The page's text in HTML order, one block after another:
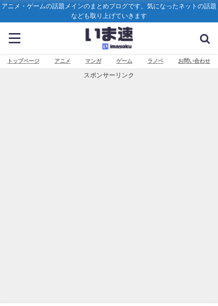
アニメ・ゲームの話題メインのまとめブログです。気になったネットの話題
なども取り上げていきます
トップページ アニメ マンガ ゲーム ラノベ お問い合わせ
スポンサーリンク